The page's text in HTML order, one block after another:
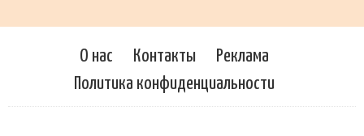
О нас Контакты
Реклама
Политика конфиденциальности